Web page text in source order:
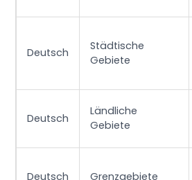
Deutsch
Städtische
Gebiete
Deutsch
Ländliche
Gebiete
Deutsch Grenzgebiete